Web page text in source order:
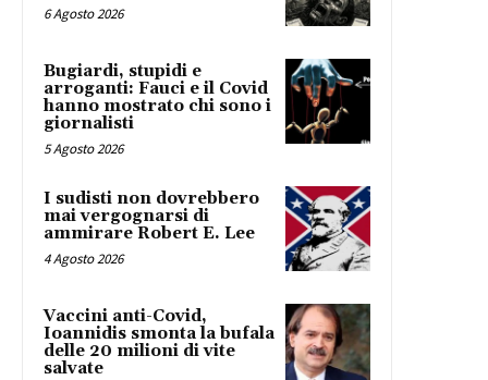
6 Agosto 2026
Bugiardi, stupidi e
arroganti: Fauci e il Covid
hanno mostrato chi sono i
giornalisti
5 Agosto 2026
I sudisti non dovrebbero
mai vergognarsi di
ammirare Robert E. Lee
4 Agosto 2026
Vaccini anti-Covid,
Ioannidis smonta la bufala
delle 20 milioni di vite
salvate